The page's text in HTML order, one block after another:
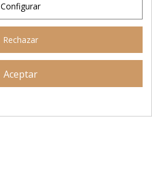
Configurar
Rechazar
Aceptar